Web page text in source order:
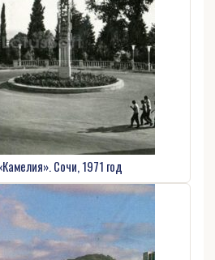
Сочи, 1971 год